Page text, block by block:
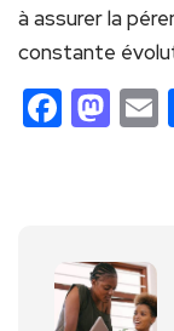
à assurer la
constante